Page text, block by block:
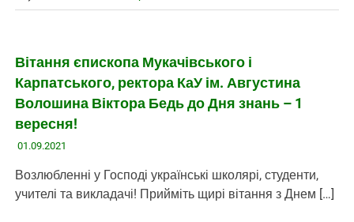
Вітання єпископа Мукачівського і
Карпатського, ректора КаУ ім. Августина
Волошина Віктора Бедь до Дня знань – 1
вересня!
01.09.2021
Возлюбленні у Господі українські школярі, студенти,
учителі та викладачі! Прийміть щирі вітання з Днем […]